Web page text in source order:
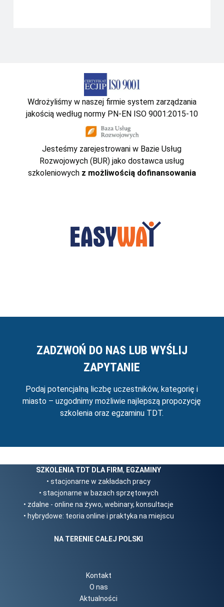
Wdrożyliśmy w naszej firmie system zarządzania
jakością według normy PN-EN ISO 9001:2015-10
Jesteśmy zarejestrowani w Bazie Usług
Rozwojowych (BUR) jako dostawca usług
szkoleniowych z możliwością dofinansowania
ZADZWOŃ DO NAS LUB WYŚLIJ
ZAPYTANIE
Podaj potencjalną liczbę uczestników, kategorię i
miasto – uzgodnimy możliwie najlepszą propozycję
szkolenia oraz egzaminu TDT.
SZKOLENIA TDT DLA FIRM, EGZAMINY
• stacjonarne w zakładach pracy
• stacjonarne w bazach sprzętowych
• zdalne - online na żywo, webinary, konsultacje
• hybrydowe: teoria online i praktyka na miejscu
NA TERENIE CAŁEJ POLSKI
Kontakt
O nas
Aktualności